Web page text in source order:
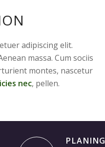
adipiscing elit.
massa. Cum sociis
montes, nascetur
nec, pellen.
PLANING